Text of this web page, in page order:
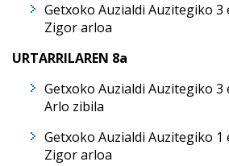
Getxoko Auzialdi Auzitegiko 3
Zigor arloa
URTARRILAREN 8a
Getxoko Auzialdi Auzitegiko 3
Arlo zibila
Getxoko Auzialdi Auzitegiko 1
Zigor arloa